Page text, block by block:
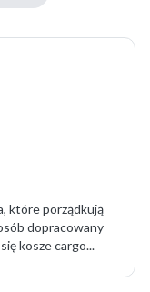
które porządkują
dopracowany
kosze cargo...